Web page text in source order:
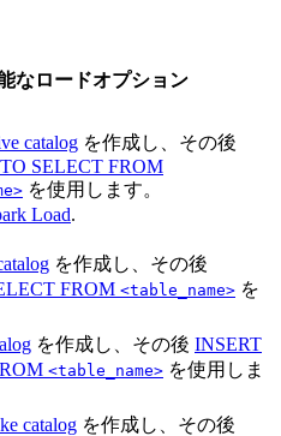
なロードオプション
catalog を作成し、その後
SELECT FROM
を使用します。
Load.
を作成し、その後
FROM <table_name> を
を作成し、その後 INSERT
<table_name> を使用しま
catalog を作成し、その後